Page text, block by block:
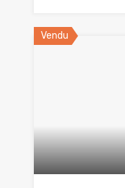
Vendu